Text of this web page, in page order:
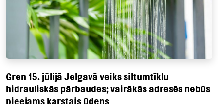
Gren 15. jūlijā Jelgavā veiks siltumtīklu
hidrauliskās pārbaudes; vairākās adresēs nebūs
pieejams karstais ūdens